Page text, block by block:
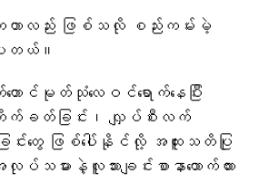
လည်း ဖြစ်သလို စည်းကမ်းမဲ့
ါတယ်။
င်မုတ်သုံ‌လေဝင်ရောက်နေပြီး
င်းတိုက်ခတ်ခြင်း၊ လျှပ်စီးလက်
ြင်းတွေ ဖြစ်ပေါ်နိုင်လို့ အထူးသတိပြု
ားနဲ့လူသားချင်းစာနာထောက်ထား